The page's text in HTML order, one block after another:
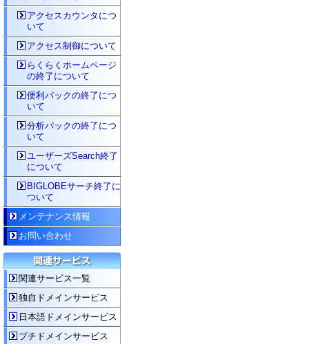
アクセスカウンタにつ
いて
アクセス制御について
らくらくホームページ
の終了について
便利パックの終了につ
いて
分析パックの終了につ
いて
ユーザーズSearch終了
について
BIGLOBEサーチ終了に
ついて
メンテナンス情報
お問い合わせ
関連サービス一覧
独自ドメインサービス
日本語ドメインサービス
プチドメインサービス